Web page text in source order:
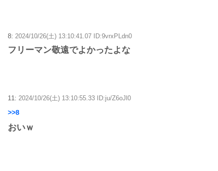
8: 2024/10/26(土) 13:10:41.07 ID:9vrxPLdn0
フリーマン敬遠でよかったよな
11: 2024/10/26(土) 13:10:55.33 ID:ju/Z6oJl0
>>8
おいｗ